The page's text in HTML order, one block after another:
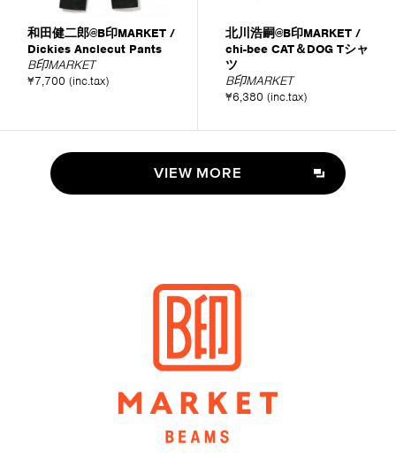
和田健二郎@B印MARKET /
Dickies Anclecut Pants
B印MARKET
¥7,700 (inc.tax)
北川浩嗣@B印MARKET /
chi-bee CAT＆DOG Tシャ
ツ
B印MARKET
¥6,380 (inc.tax)
VIEW MORE